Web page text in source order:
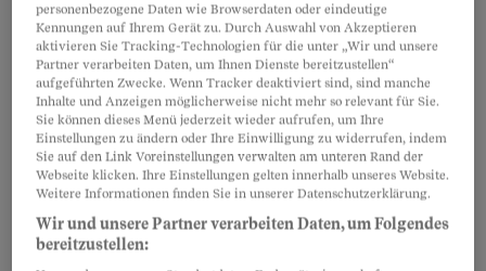
Das war richtig wichtig
Lobby, Bergrutsch,
Schmerztabletten
Was hat die Schweiz diese Woche
gerechter, transparenter,
fortschrittlicher gemacht? Und wo gings eher
rückwärts? Der Nachrichtenüberblick des Beobachters.
personenbezogene Daten wie Browserdaten oder eindeutige
Kennungen auf Ihrem Gerät zu. Durch Auswahl von Akzeptieren
aktivieren Sie Tracking-Technologien für die unter „Wir und unsere
Partner verarbeiten Daten, um Ihnen Dienste bereitzustellen“
aufgeführten Zwecke. Wenn Tracker deaktiviert sind, sind manche
Inhalte und Anzeigen möglicherweise nicht mehr so relevant für Sie.
Sie können dieses Menü jederzeit wieder aufrufen, um Ihre
Einstellungen zu ändern oder Ihre Einwilligung zu widerrufen, indem
Sie auf den Link Voreinstellungen verwalten am unteren Rand der
Webseite klicken. Ihre Einstellungen gelten innerhalb unseres Website.
Weitere Informationen finden Sie in unserer Datenschutzerklärung.
Wir und unsere Partner verarbeiten Daten, um Folgendes
bereitzustellen: